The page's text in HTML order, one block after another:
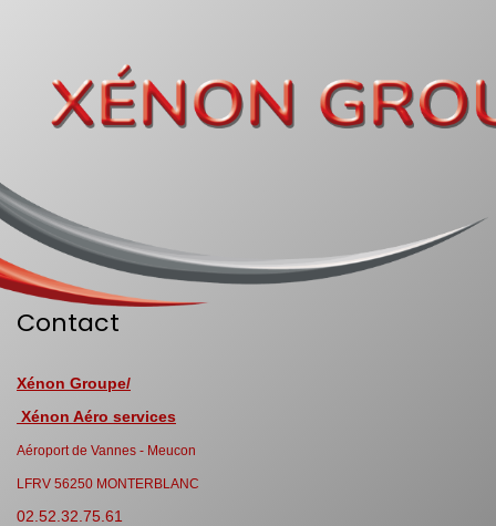
Contact
Xénon Groupe/
Xénon Aéro services
Aéroport de Vannes - Meucon
LFRV 56250 MONTERBLANC
02.52.32.75.61